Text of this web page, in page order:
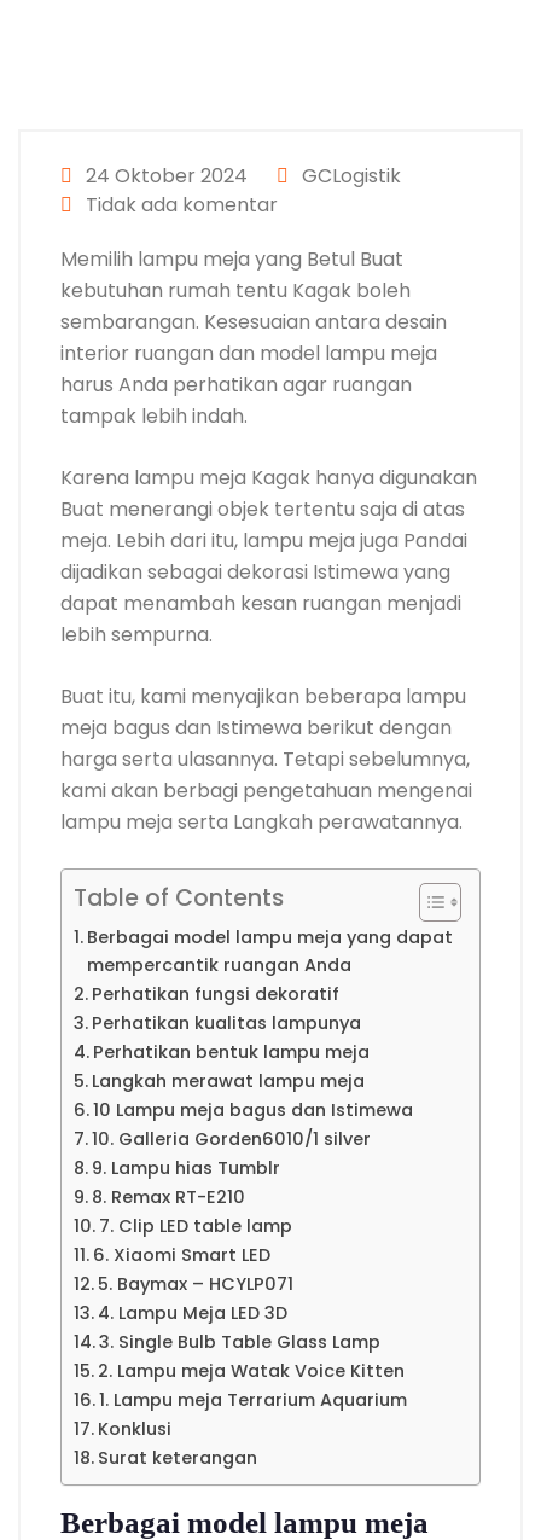
24 Oktober 2024
GCLogistik
Tidak ada komentar
Memilih lampu meja yang Betul Buat
kebutuhan rumah tentu Kagak boleh
sembarangan. Kesesuaian antara desain
interior ruangan dan model lampu meja
harus Anda perhatikan agar ruangan
tampak lebih indah.
Karena lampu meja Kagak hanya digunakan
Buat menerangi objek tertentu saja di atas
meja. Lebih dari itu, lampu meja juga Pandai
dijadikan sebagai dekorasi Istimewa yang
dapat menambah kesan ruangan menjadi
lebih sempurna.
Buat itu, kami menyajikan beberapa lampu
meja bagus dan Istimewa berikut dengan
harga serta ulasannya. Tetapi sebelumnya,
kami akan berbagi pengetahuan mengenai
lampu meja serta Langkah perawatannya.
Table of Contents
Berbagai model lampu meja yang dapat
mempercantik ruangan Anda
Perhatikan fungsi dekoratif
Perhatikan kualitas lampunya
Perhatikan bentuk lampu meja
Langkah merawat lampu meja
10 Lampu meja bagus dan Istimewa
10. Galleria Gorden6010/1 silver
9. Lampu hias Tumblr
8. Remax RT-E210
7. Clip LED table lamp
6. Xiaomi Smart LED
5. Baymax – HCYLP071
4. Lampu Meja LED 3D
3. Single Bulb Table Glass Lamp
2. Lampu meja Watak Voice Kitten
1. Lampu meja Terrarium Aquarium
Konklusi
Surat keterangan
Berbagai model lampu meja